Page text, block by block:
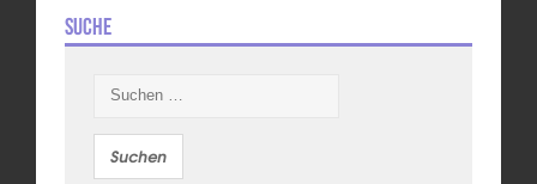
Suche
nach: